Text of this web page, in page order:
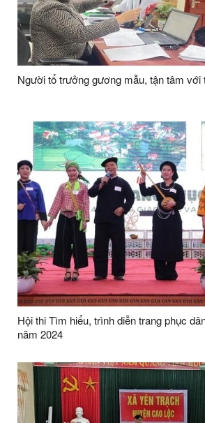
Người tổ trưởng gương mẫu, tận tâm
Hội thi Tìm hiểu, trình diễn trang phục
năm 2024